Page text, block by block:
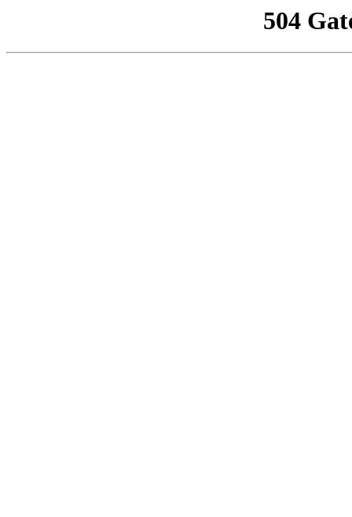
504